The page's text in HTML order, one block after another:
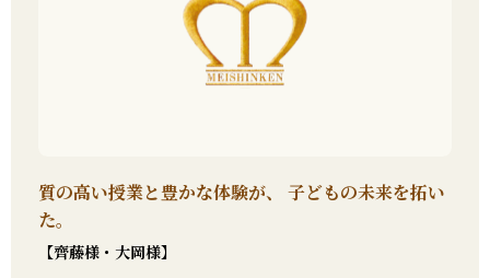
質の高い授業と豊かな体験が、 子どもの未来を拓い
た。
【齊藤様・大岡様】